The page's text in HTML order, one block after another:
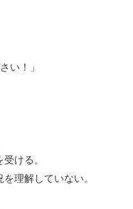
い！」
ける。
理解していない。